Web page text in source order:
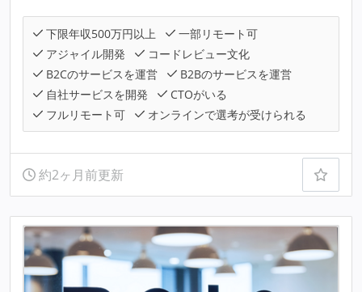
下限年収500万円以上
一部リモート可
アジャイル開発
コードレビュー文化
B2Cのサービスを運営
B2Bのサービスを運営
自社サービスを開発
CTOがいる
フルリモート可
オンラインで選考が受けられる
約2ヶ月前更新